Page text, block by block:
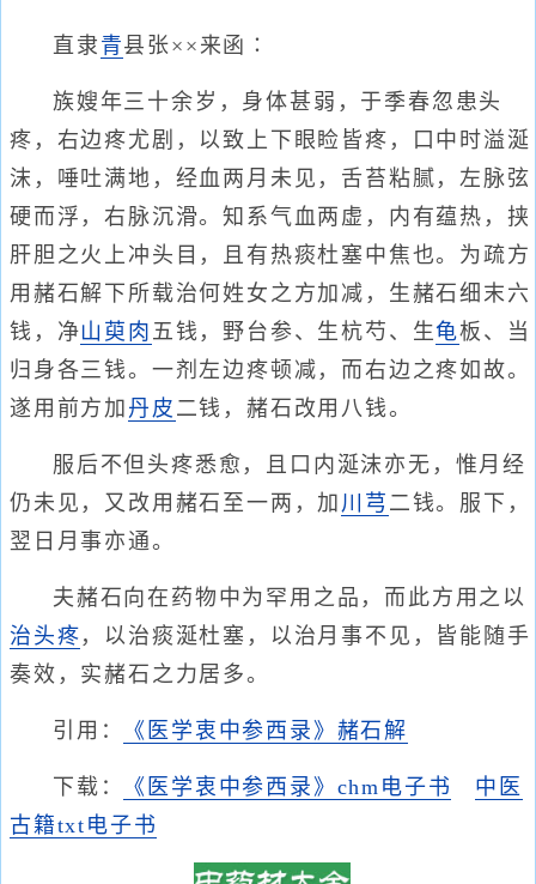
直隶 青县张××来函∶
族嫂年三十余岁，身体甚弱，于季春忽患头
疼，右边疼尤剧，以致上下眼睑皆疼，口中时溢涎
沫，唾吐满地，经血两月未见，舌苔粘腻，左脉弦
硬而浮，右脉沉滑。知系气血两虚，内有蕴热，挟
肝胆之火上冲头目，且有热痰杜塞中焦也。为疏方
用赭石解下所载治何姓女之方加减，生赭石细末六
钱，净山萸肉 五钱，野台参、生杭芍、生龟板、当
归身各三钱。一剂左边疼顿减，而右边之疼如故。
遂用前方加 丹皮 二钱，赭石改用八钱。
服后不但头疼悉愈，且口内涎沫亦无，惟月经
仍未见，又改用赭石至一两，加 川芎 二钱。服下，
翌日月事亦通。
夫赭石向在药物中为罕用之品，而此方用之以
治头疼 ，以治痰涎杜塞，以治月事不见，皆能随手
奏效，实赭石之力居多。
引用： 《医学衷中参西录》赭石解
下载： 《医学衷中参西录》chm电子书
中医
古籍txt电子书